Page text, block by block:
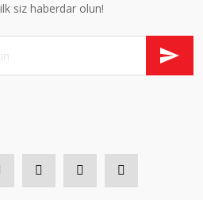
siz haberdar olun!